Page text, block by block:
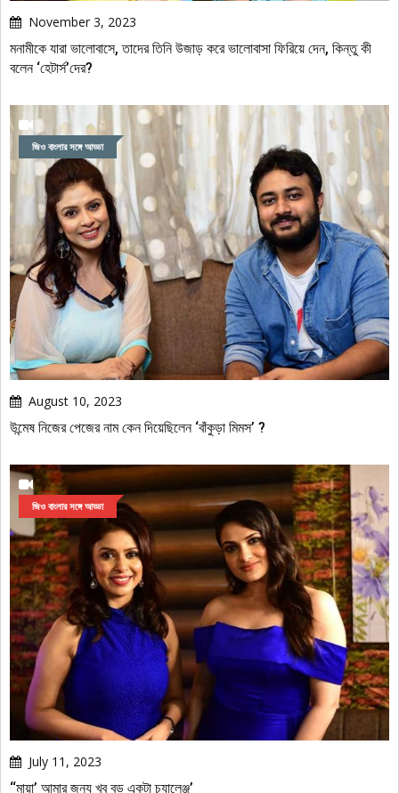
November 3, 2023
মনামীকে যারা ভালোবাসে, তাদের তিনি উজাড় করে ভালোবাসা ফিরিয়ে দেন, কিন্তু কী
বলেন ‘হেটার্স’দের?
জিও বাংলার সঙ্গে আড্ডা
August 10, 2023
উন্মেষ নিজের পেজের নাম কেন দিয়েছিলেন ‘বাঁকুড়া মিমস’ ?
জিও বাংলার সঙ্গে আড্ডা
July 11, 2023
‘‘মায়া’ আমার জন্য খুব বড় একটা চ্যালেঞ্জ’